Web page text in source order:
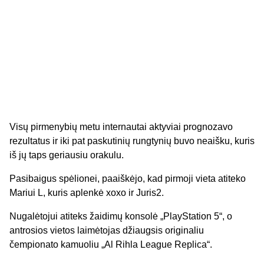
Visų pirmenybių metu internautai aktyviai prognozavo
rezultatus ir iki pat paskutinių rungtynių buvo neaišku, kuris
iš jų taps geriausiu orakulu.
Pasibaigus spėlionei, paaiškėjo, kad pirmoji vieta atiteko
Mariui L, kuris aplenkė xoxo ir Juris2.
Nugalėtojui atiteks žaidimų konsolė „PlayStation 5“, o
antrosios vietos laimėtojas džiaugsis originaliu
čempionato kamuoliu „Al Rihla League Replica“.